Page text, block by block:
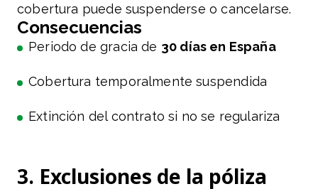
cobertura puede suspenderse o cancelarse.
Consecuencias
Periodo de gracia de 30 días en España
Cobertura temporalmente suspendida
Extinción del contrato si no se regulariza
3. Exclusiones de la póliza